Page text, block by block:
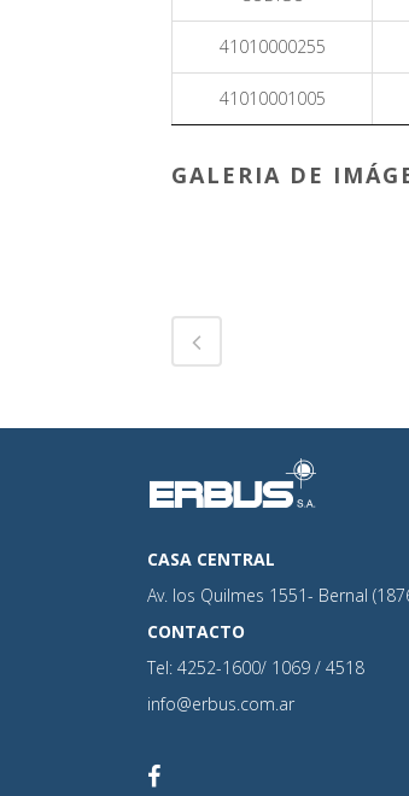
41010000255
41010001005
GALERIA DE
CASA CENTRAL
Av. los Quilmes 1551- Bernal
CONTACTO
Tel: 4252-1600/ 1069 / 4518
info@erbus.com.ar